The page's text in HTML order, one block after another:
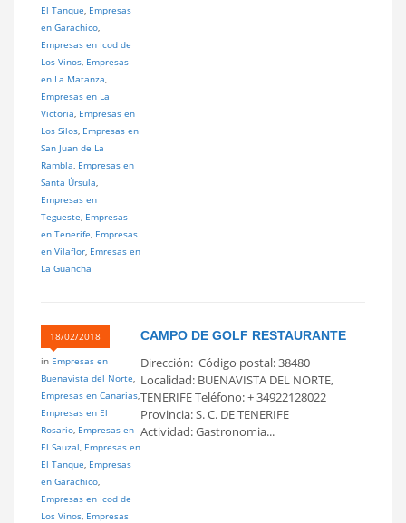
El Tanque, Empresas
en Garachico,
Empresas en Icod de
Los Vinos, Empresas
en La Matanza,
Empresas en La
Victoria, Empresas en
Los Silos, Empresas en
San Juan de La
Rambla, Empresas en
Santa Úrsula,
Empresas en
Tegueste, Empresas
en Tenerife, Empresas
en Vilaflor, Emresas en
La Guancha
18/02/2018
in Empresas en
Buenavista del Norte,
Empresas en Canarias,
Empresas en El
Rosario, Empresas en
El Sauzal, Empresas en
El Tanque, Empresas
en Garachico,
Empresas en Icod de
Los Vinos, Empresas
CAMPO DE GOLF RESTAURANTE
Dirección: Código postal: 38480
Localidad: BUENAVISTA DEL NORTE,
TENERIFE Teléfono: + 34922128022
Provincia: S. C. DE TENERIFE
Actividad: Gastronomia...